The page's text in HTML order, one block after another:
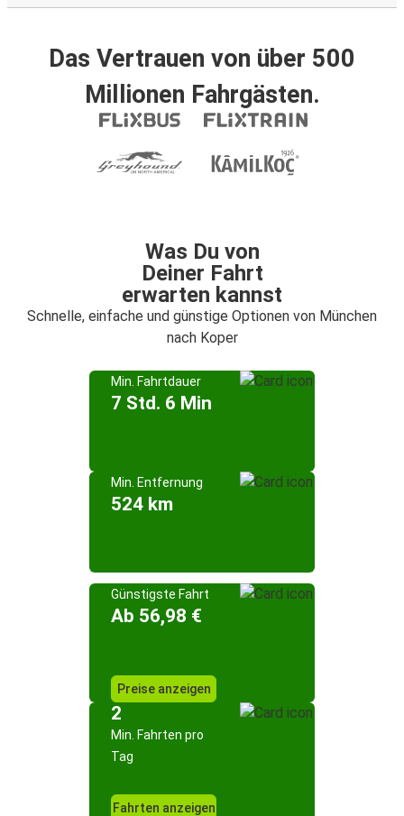
Das Vertrauen von über 500
Millionen Fahrgästen.
Was Du von
Deiner Fahrt
erwarten kannst
Schnelle, einfache und günstige Optionen von München
nach Koper
Min. Fahrtdauer
7 Std. 6 Min
Min. Entfernung
524 km
Günstigste Fahrt
Ab 56,98 €
Preise anzeigen
2
Min. Fahrten pro
Tag
Fahrten anzeigen